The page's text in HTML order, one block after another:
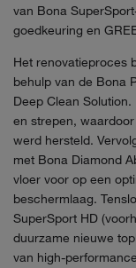
van Bona
goedkeuring en
Het renovatieproces
behulp van de Bona
Deep Clean
en strepen,
werd hersteld.
met Bona Diamond
vloer voor op een
beschermlaag.
SuperSport HD
duurzame nieuwe
van high-